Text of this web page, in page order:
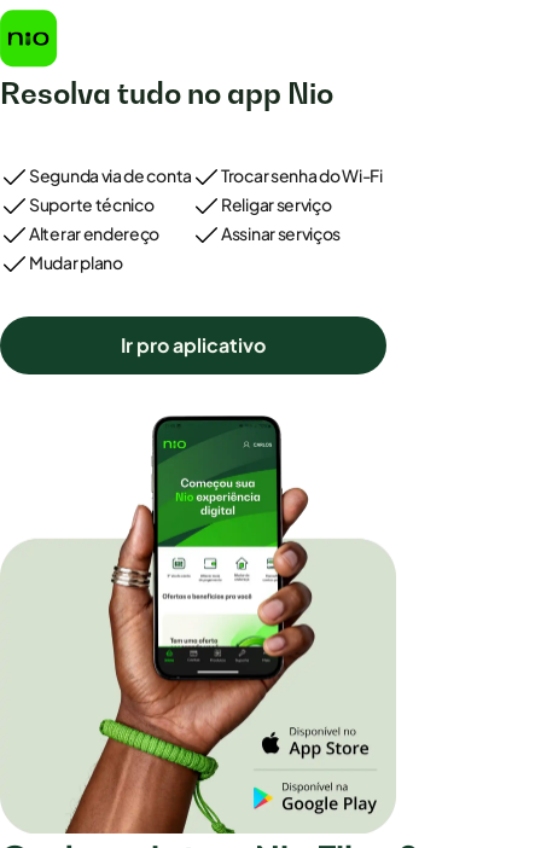
Resolva tudo no app Nio
Segunda via de conta
Suporte técnico
Alterar endereço
Mudar plano
Trocar senha do Wi-Fi
Religar serviço
Assinar serviços
Ir pro aplicativo